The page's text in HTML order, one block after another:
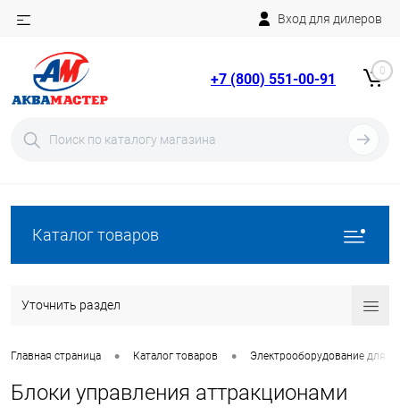
Вход для дилеров
+7 (800) 551-00-91 0
Каталог товаров
Уточнить раздел
Главная страница • Каталог товаров • Электрооборудование для
Блоки управления аттракционами